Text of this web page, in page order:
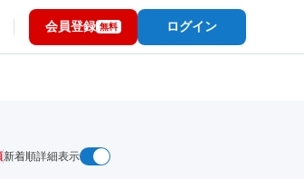
会員登録 無料 ログイン
新着順詳細表示